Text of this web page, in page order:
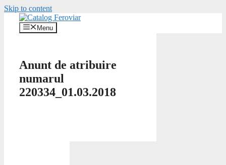
Skip to content
Menu
Anunt de atribuire
numarul
220334_01.03.2018